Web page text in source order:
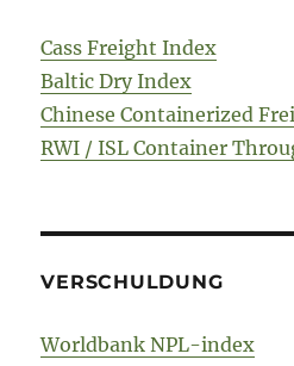
Cass Freight Index
Baltic Dry Index
Chinese Containerized
RWI / ISL Container
VERSCHULDUNG
Worldbank NPL-index